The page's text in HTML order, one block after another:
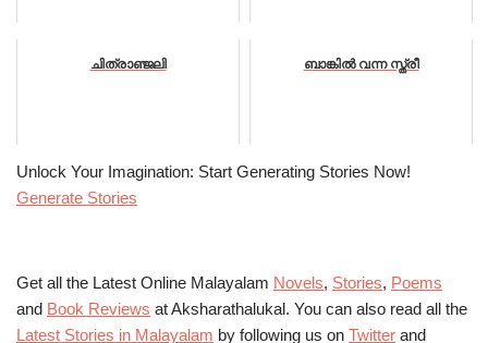
ചിത്രാഞ്ജലി ബാങ്കിൽ വന്ന സ്ത്രീ
Unlock Your Imagination: Start Generating Stories Now!
Generate Stories
Get all the Latest Online Malayalam Novels, Stories, Poems
and Book Reviews at Aksharathalukal. You can also read all the
Latest Stories in Malayalam by following us on Twitter and